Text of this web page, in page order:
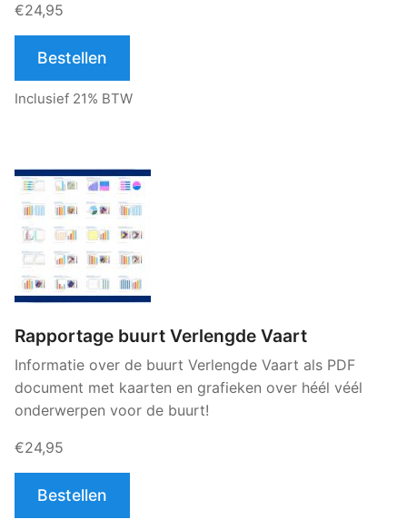
€24,95
Bestellen
Inclusief 21% BTW
Rapportage buurt Verlengde Vaart
Informatie over de buurt Verlengde Vaart als PDF
document met kaarten en grafieken over héél véél
onderwerpen voor de buurt!
€24,95
Bestellen